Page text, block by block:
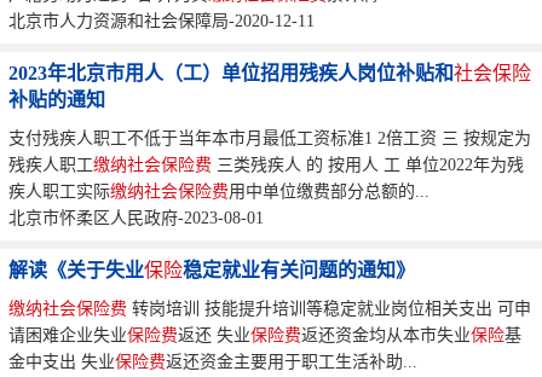
北京市人力资源和社会保障局-2020-12-11
2023年北京市用人（工）单位招用残疾人岗位补贴和社会保险
补贴的通知
支付残疾人职工不低于当年本市月最低工资标准1 2倍工资 三 按规定为
残疾人职工缴纳社会保险费 三类残疾人 的 按用人 工 单位2022年为残
疾人职工实际缴纳社会保险费用中单位缴费部分总额的...
北京市怀柔区人民政府-2023-08-01
解读《关于失业保险稳定就业有关问题的通知》
缴纳社会保险费 转岗培训 技能提升培训等稳定就业岗位相关支出 可申
请困难企业失业保险费返还 失业保险费返还资金均从本市失业保险基
金中支出 失业保险费返还资金主要用于职工生活补助...